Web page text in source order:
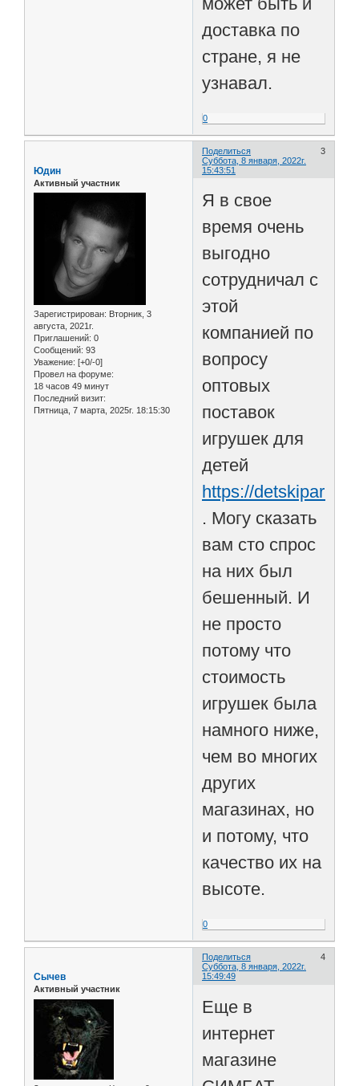
доставка по
стране, я не
узнавал.
0
Поделиться
3
Суббота, 8 января, 2022г.
15:43:51
Юдин
Активный участник
Зарегистрирован: Вторник, 3
августа, 2021г.
Приглашений: 0
Сообщений: 93
Уважение: [+0/-0]
Провел на форуме:
18 часов 49 минут
Последний визит:
Пятница, 7 марта, 2025г. 18:15:30
Я в свое
время очень
выгодно
сотрудничал с
этой
компанией по
вопросу
оптовых
поставок
игрушек для
детей
https://
. Могу сказать
вам сто спрос
на них был
бешенный. И
не просто
потому что
стоимость
игрушек была
намного ниже,
чем во многих
других
магазинах, но
и потому, что
качество их на
высоте.
0
Поделиться
4
Суббота, 8 января, 2022г.
15:49:49
Сычев
Активный участник
Еще в
интернет
магазине